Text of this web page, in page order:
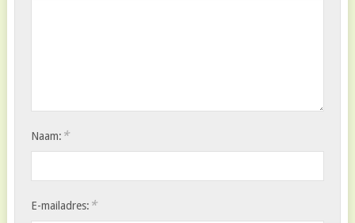
Naam: *
E-mailadres: *